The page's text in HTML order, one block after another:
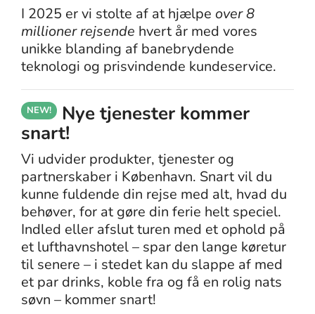
I 2025 er vi stolte af at hjælpe over 8
millioner rejsende hvert år med vores
unikke blanding af banebrydende
teknologi og prisvindende kundeservice.
NEW! Nye tjenester kommer
snart!
Vi udvider produkter, tjenester og
partnerskaber i København. Snart vil du
kunne fuldende din rejse med alt, hvad du
behøver, for at gøre din ferie helt speciel.
Indled eller afslut turen med et ophold på
et lufthavnshotel – spar den lange køretur
til senere – i stedet kan du slappe af med
et par drinks, koble fra og få en rolig nats
søvn – kommer snart!